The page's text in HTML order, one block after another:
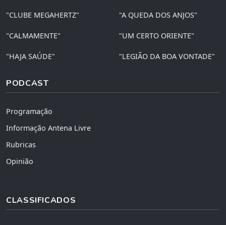
"CLUBE MEGAHERTZ" "A QUEDA DOS ANJOS"
"CALMAMENTE" "UM CERTO ORIENTE"
"HAJA SAÚDE" "LEGIÃO DA BOA VONTADE"
PODCAST
Programação
Informação Antena Livre
Rubricas
Opinião
CLASSIFICADOS